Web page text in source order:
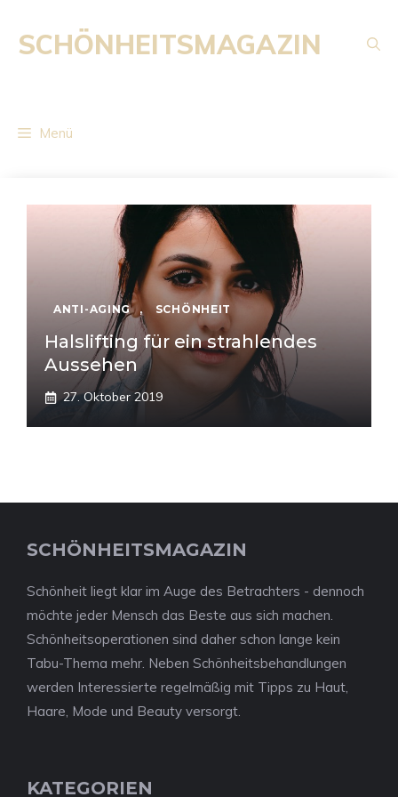
Inhalt
springen
SCHÖNHEITSMAGAZIN
Menü
ANTI-AGING , SCHÖNHEIT
Halslifting für ein strahlendes
Aussehen
27. Oktober 2019
SCHÖNHEITSMAGAZIN
Schönheit liegt klar im Auge des Betrachters - dennoch
möchte jeder Mensch das Beste aus sich machen.
Schönheitsoperationen sind daher schon lange kein
Tabu-Thema mehr. Neben Schönheitsbehandlungen
werden Interessierte regelmäßig mit Tipps zu Haut,
Haare, Mode und Beauty versorgt.
KATEGORIEN